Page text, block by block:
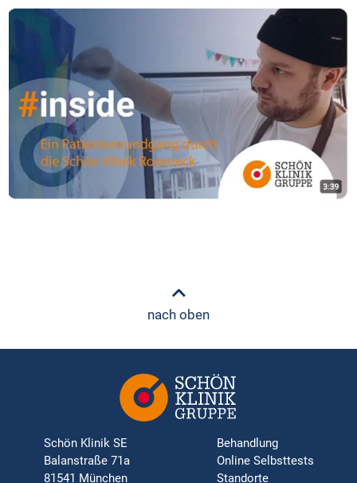
nach oben
Schön Klinik SE
Balanstraße 71a
81541 München
Behandlung
Online Selbsttests
Standorte